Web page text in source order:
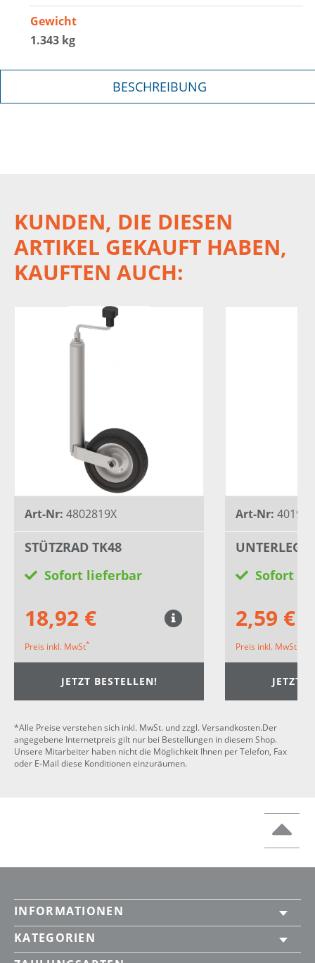
Gewicht
1.343 kg
BESCHREIBUNG
KUNDEN, DIE DIESEN
ARTIKEL GEKAUFT HABEN,
KAUFTEN AUCH:
Art-Nr: 4802819X
STÜTZRAD TK48
Sofort lieferbar
18,92 €
Preis inkl. MwSt*
JETZT BESTELLEN!
Art-Nr:
Sofort
2,59 €
Preis inkl. MwSt*
JETZT
*Alle Preise verstehen sich inkl. MwSt. und zzgl. Versandkosten.Der
angegebene Internetpreis gilt nur bei Bestellungen in diesem Shop.
Unsere Mitarbeiter haben nicht die Möglichkeit Ihnen per Telefon, Fax
oder E-Mail diese Konditionen einzuräumen.
INFORMATIONEN
KATEGORIEN